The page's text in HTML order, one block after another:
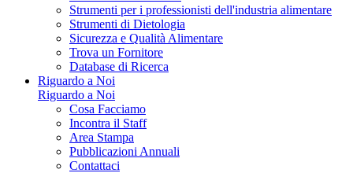
Strumenti per i professionisti dell'industria alimentare
Strumenti di Dietologia
Sicurezza e Qualità Alimentare
Trova un Fornitore
Database di Ricerca
Riguardo a Noi
Riguardo a Noi
Cosa Facciamo
Incontra il Staff
Area Stampa
Pubblicazioni Annuali
Contattaci